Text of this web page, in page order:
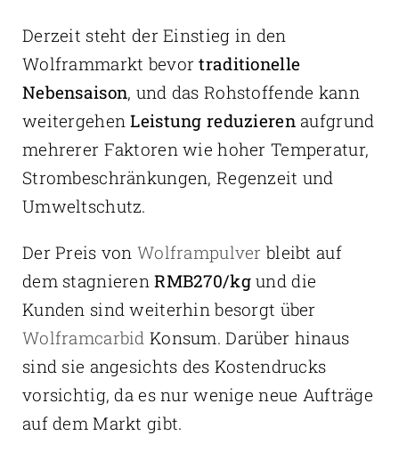
Derzeit steht der Einstieg in den
Wolframmarkt bevortraditionelle
Nebensaison, und das Rohstoffende kann
weitergehenLeistung reduzierenaufgrund
mehrerer Faktoren wie hoher Temperatur,
Strombeschränkungen, Regenzeit und
Umweltschutz.
Der Preis von Wolframpulver bleibt auf
dem stagnierenRMB270/kgund die
Kunden sind weiterhin besorgt über
Wolframcarbid Konsum. Darüber hinaus
sind sie angesichts des Kostendrucks
vorsichtig, da es nur wenige neue Aufträge
auf dem Markt gibt.